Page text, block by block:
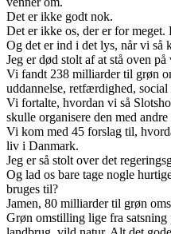
Det er ikke godt nok.
Det er ikke os, der er for
Og det er ind i det lys, når vi så
Jeg er død stolt af at stå oven
Vi fandt 238 milliarder til grøn
uddannelse, retfærdighed,
Vi fortalte, hvordan vi så
skulle organisere den med
Vi kom med 45 forslag til,
liv i Danmark.
Jeg er så stolt over det
Og lad os bare tage nogle
bruges til?
Jamen, 80 milliarder til grøn
Grøn omstilling lige fra